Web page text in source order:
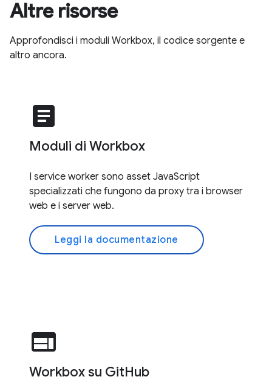
Altre risorse
Approfondisci i moduli Workbox, il codice sorgente e
altro ancora.
article
Moduli di Workbox
I service worker sono asset JavaScript
specializzati che fungono da proxy tra i browser
web e i server web.
Leggi la documentazione
web
Workbox su GitHub